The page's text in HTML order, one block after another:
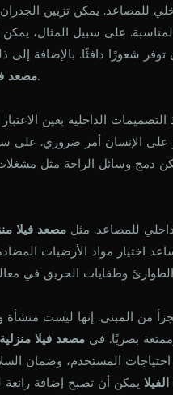
للمصاعد. يمكن تزيين
على سبيل المثال،
شعورًا دافئًا. بالإضافة إلى
مصعديمكن أن تعزز الجاذبية البصرية.
الداخلية بعين
الإنسان أمر ضروري. على
دمج وسائل الراحة مثل
للمصاعد. مثلمصعد فيلا
اختيار مواد الأرضيات
من المبنى. إنها ليست
بصريًا. فيمصعد فيلا منزلية
احتياجات المستخدم، وضمان